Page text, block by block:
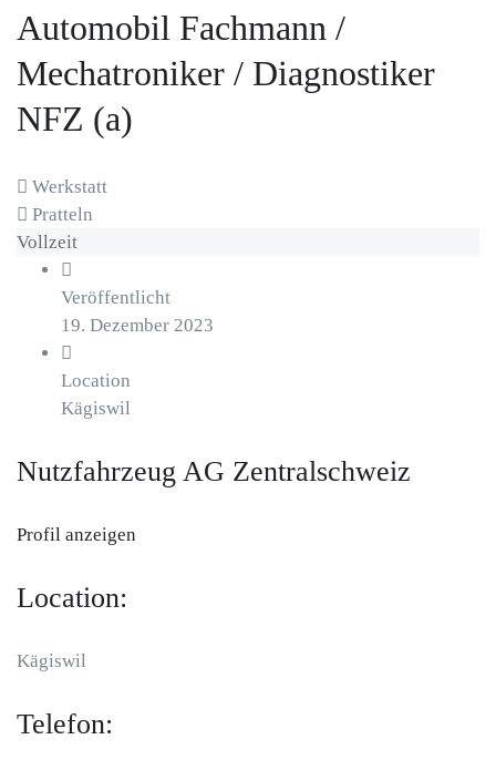
Automobil Fachmann /
Mechatroniker / Diagnostiker
NFZ (a)
Werkstatt
Pratteln
Vollzeit
Veröffentlicht
19. Dezember 2023
Location
Kägiswil
Nutzfahrzeug AG Zentralschweiz
Profil anzeigen
Location:
Kägiswil
Telefon: